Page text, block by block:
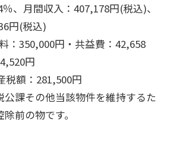
、月間収入：407,178円(税込)、
円(税込)
：350,000円・共益費：42,658
円
税額：281,500円
公課その他当該物件を維持するた
前の物です。